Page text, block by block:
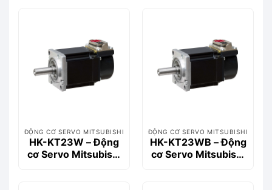
ĐỘNG CƠ SERVO MITSUBISHI
HK-KT23W – Động
cơ Servo Mitsubishi
ĐỘNG CƠ SERVO MITSUBISHI
HK-KT23WB – Động
cơ Servo Mitsubishi